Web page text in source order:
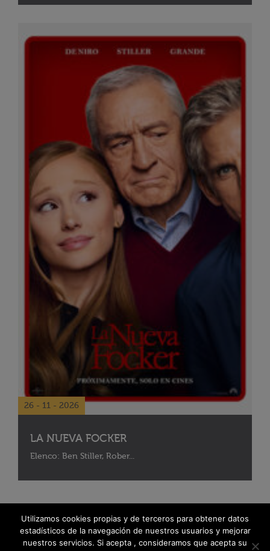
26 - 11 - 2026
LA NUEVA FOCKER
Elenco: Ben Stiller, Rober...
Utilizamos cookies propias y de terceros para obtener datos
estadísticos de la navegación de nuestros usuarios y mejorar
nuestros servicios. Si acepta , consideramos que acepta su